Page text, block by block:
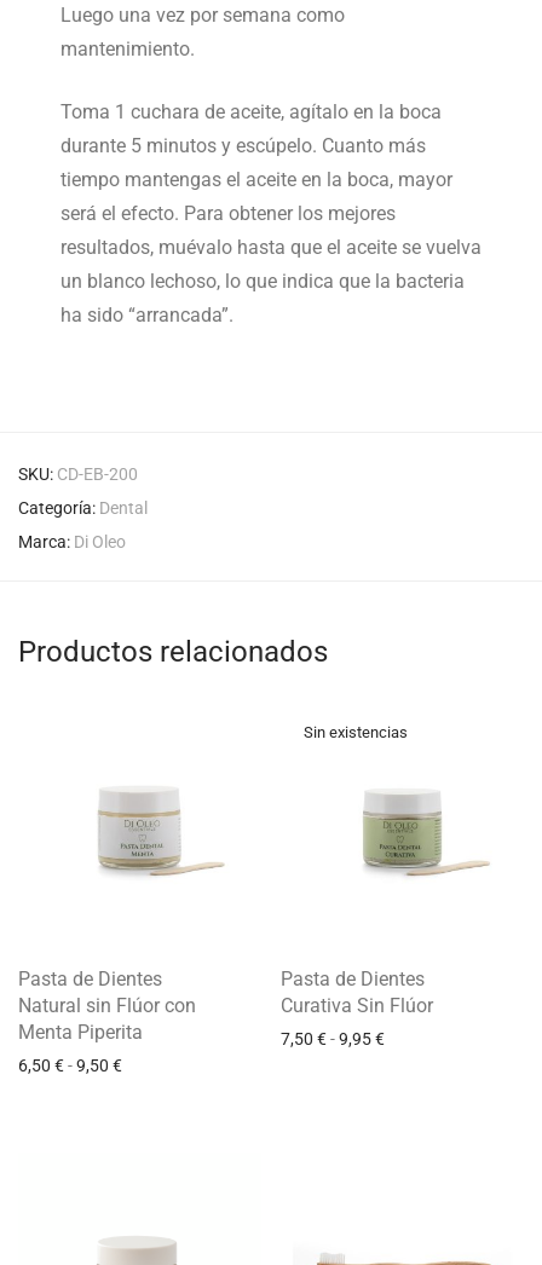
Luego una vez por semana como
mantenimiento.
Toma 1 cuchara de aceite, agítalo en la boca
durante 5 minutos y escúpelo. Cuanto más
tiempo mantengas el aceite en la boca, mayor
será el efecto. Para obtener los mejores
resultados, muévalo hasta que el aceite se vuelva
un blanco lechoso, lo que indica que la bacteria
ha sido “arrancada”.
SKU: CD-EB-200
Categoría: Dental
Marca: Di Oleo
Productos relacionados
Pasta de Dientes
Natural sin Flúor con
Menta Piperita
6,50 €-9,50 €
Pasta de Dientes
Curativa Sin Flúor
7,50 €-9,95€